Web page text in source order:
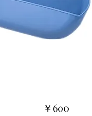
￥600価